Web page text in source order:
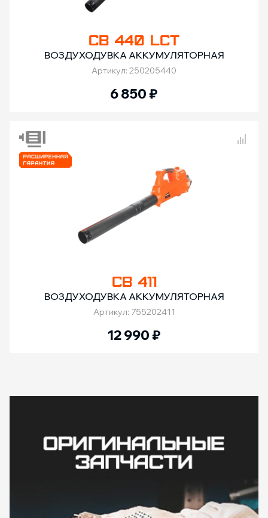
CB 440 LCT
ВОЗДУХОДУВКА АККУМУЛЯТОРНАЯ
Артикул: 250205440
6 850₽
СВ 411
ВОЗДУХОДУВКА АККУМУЛЯТОРНАЯ
Артикул: 755202411
12 990₽